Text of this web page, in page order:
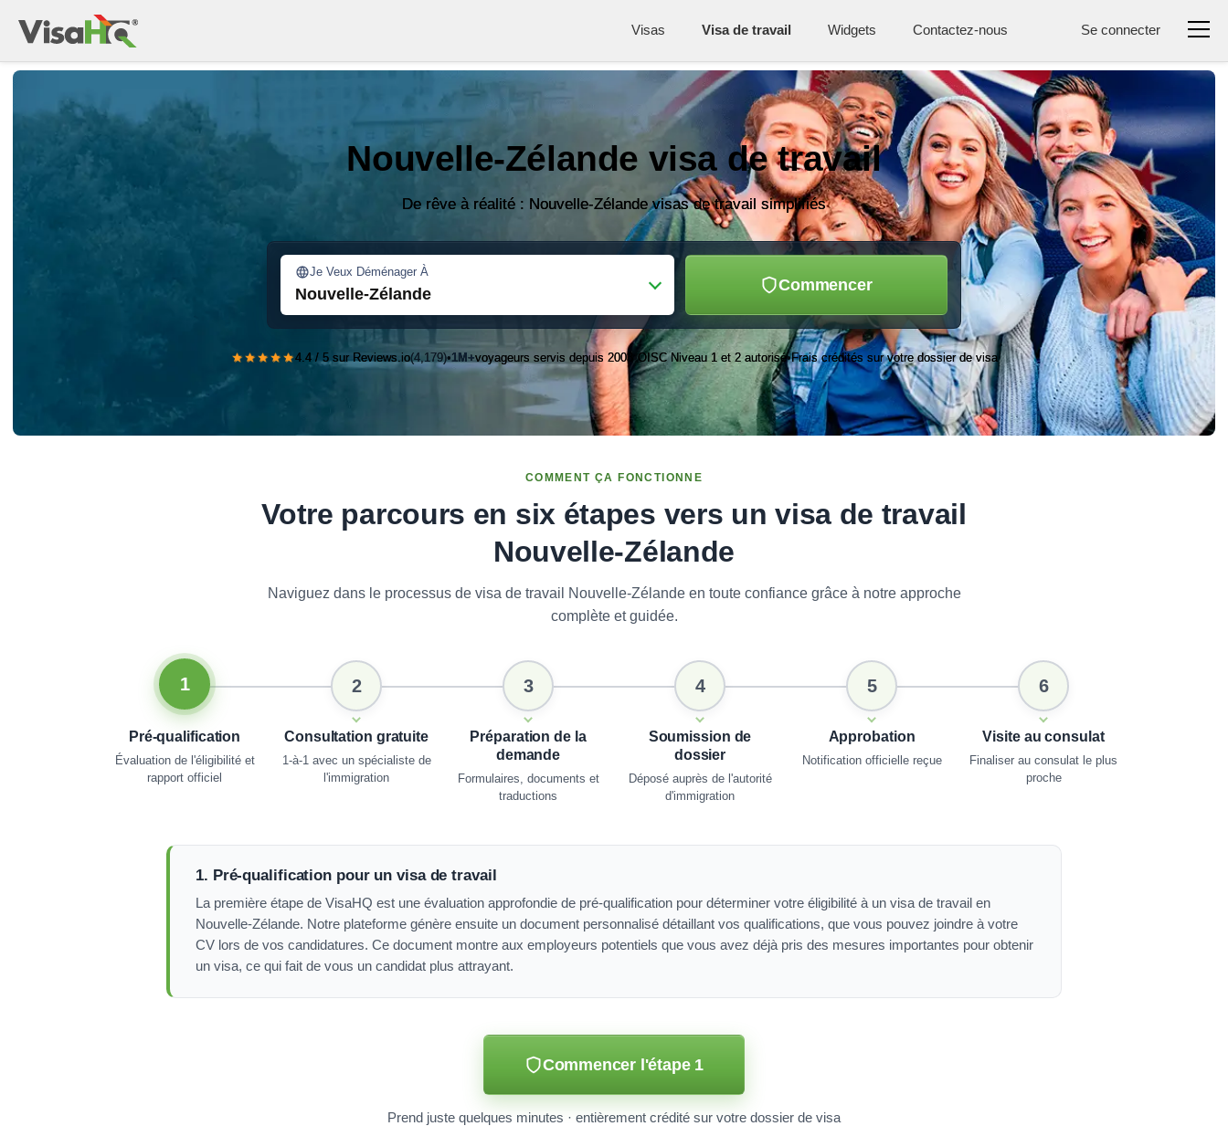
Visas Visa de travail Widgets Contactez-nous Se connecter
Nouvelle-Zélande visa de travail
De rêve à réalité : Nouvelle-Zélande visas de travail simplifiés
Je Veux Déménager À
Nouvelle-Zélande Commencer
★★★★★4.4 / 5 sur Reviews.io(4,179)•1M+voyageurs servis depuis 2003•OISC Niveau 1 et 2 autorisé•Frais crédités sur votre dossier de visa
COMMENT ÇA FONCTIONNE
Votre parcours en six étapes vers un visa de travail
Nouvelle-Zélande
Naviguez dans le processus de visa de travail Nouvelle-Zélande en toute confiance grâce à notre approche
complète et guidée.
1
Pré-qualification
Évaluation de l'éligibilité et
rapport officiel
2
Consultation gratuite
1-à-1 avec un spécialiste de
l'immigration
3
Préparation de la
demande
Formulaires, documents et
traductions
4
Soumission de
dossier
Déposé auprès de l'autorité
d'immigration
5
Approbation
Notification officielle reçue
6
Visite au consulat
Finaliser au consulat le plus
proche
1. Pré-qualification pour un visa de travail
La première étape de VisaHQ est une évaluation approfondie de pré-qualification pour déterminer votre éligibilité à un visa de travail en
Nouvelle-Zélande. Notre plateforme génère ensuite un document personnalisé détaillant vos qualifications, que vous pouvez joindre à votre
CV lors de vos candidatures. Ce document montre aux employeurs potentiels que vous avez déjà pris des mesures importantes pour obtenir
un visa, ce qui fait de vous un candidat plus attrayant.
Commencer l'étape 1
Prend juste quelques minutes · entièrement crédité sur votre dossier de visa